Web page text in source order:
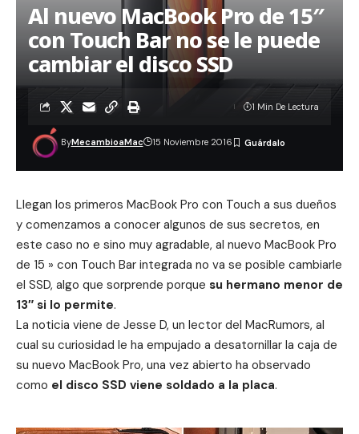
Al nuevo MacBook Pro de 15″
con Touch Bar no se le puede
cambiar el disco SSD
ByMecambioaMac 15 Noviembre 2016
1 Min De Lectura
Llegan los primeros MacBook Pro con Touch a sus dueños
y comenzamos a conocer algunos de sus secretos, en
este caso no e sino muy agradable, al nuevo MacBook Pro
de 15 » con Touch Bar integrada no va se posible cambiarle
el SSD, algo que sorprende porque su hermano menor de
13″ si lo permite.
La noticia viene de Jesse D, un lector del MacRumors, al
cual su curiosidad le ha empujado a desatornillar la caja de
su nuevo MacBook Pro, una vez abierto ha observado
como el disco SSD viene soldado a la placa.